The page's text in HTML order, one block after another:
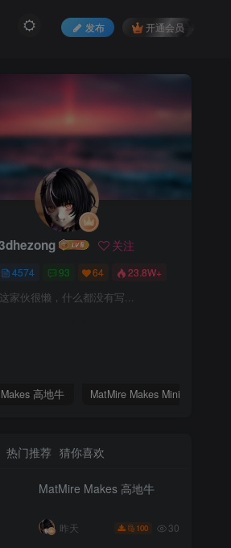
发布 开通会员
关注
4574 93 64 23.8W+
这家伙很懒，什么都没有写...
高地牛
热门推荐 猜你喜欢
MatMire Makes 高地牛
昨天 100 30
关注
4574 93 64 23.8W+
这家伙很懒，什么都没有写...
高地牛